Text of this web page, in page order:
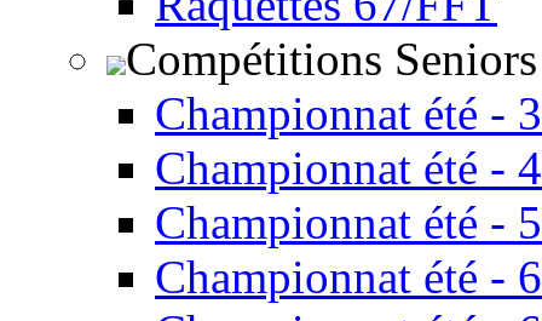
Compétitions
Championnat été -
Championnat été -
Championnat été -
Championnat été -